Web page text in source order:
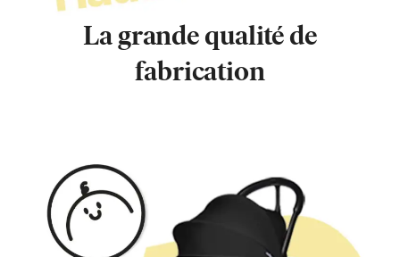
La grande qualité de
fabrication